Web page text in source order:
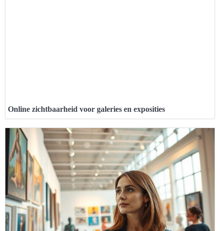
Online zichtbaarheid voor galeries en exposities